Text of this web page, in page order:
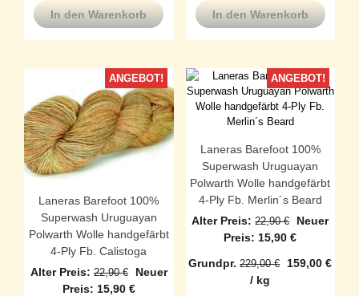
In den Warenkorb In den Warenkorb
ANGEBOT!
Laneras Barefoot 100%
Superwash Uruguayan
Polwarth Wolle handgefärbt
4-Ply Fb. Calistoga
Alter Preis: 22,90€
Ursprünglicher
Preis
Neuer
Preis: 15,90 €Aktueller
ANGEBOT!
Laneras Barefoot 100%
Superwash Uruguayan
Polwarth Wolle handgefärbt
4-Ply Fb. Merlin´s Beard
Alter Preis: 22,90€
Preis
22,90 €
Neuer
Preis: 15,90€Aktueller
ist:
Grundpr.229,00€ 159,00€
/ kg